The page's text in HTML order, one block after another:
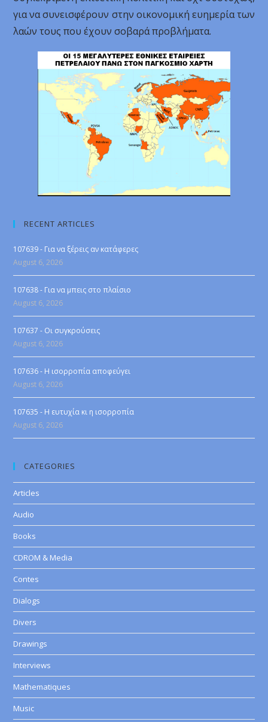
για να συνεισφέρουν στην οικονομική ευημερία των
λαών τους που έχουν σοβαρά προβλήματα.
RECENT ARTICLES
107639 - Για να ξέρεις αν κατάφερες
August 6, 2026
107638 - Για να μπεις στο πλαίσιο
August 6, 2026
107637 - Οι συγκρούσεις
August 6, 2026
107636 - Η ισορροπία αποφεύγει
August 6, 2026
107635 - Η ευτυχία κι η ισορροπία
August 6, 2026
CATEGORIES
Articles
Audio
Books
CDROM & Media
Contes
Dialogs
Divers
Drawings
Interviews
Mathematiques
Music